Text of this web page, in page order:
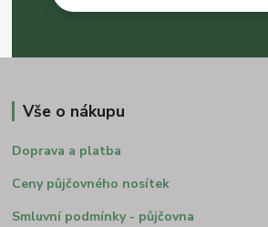
Vše o nákupu
Doprava a platba
Ceny půjčovného nosítek
Smluvní podmínky - půjčovna